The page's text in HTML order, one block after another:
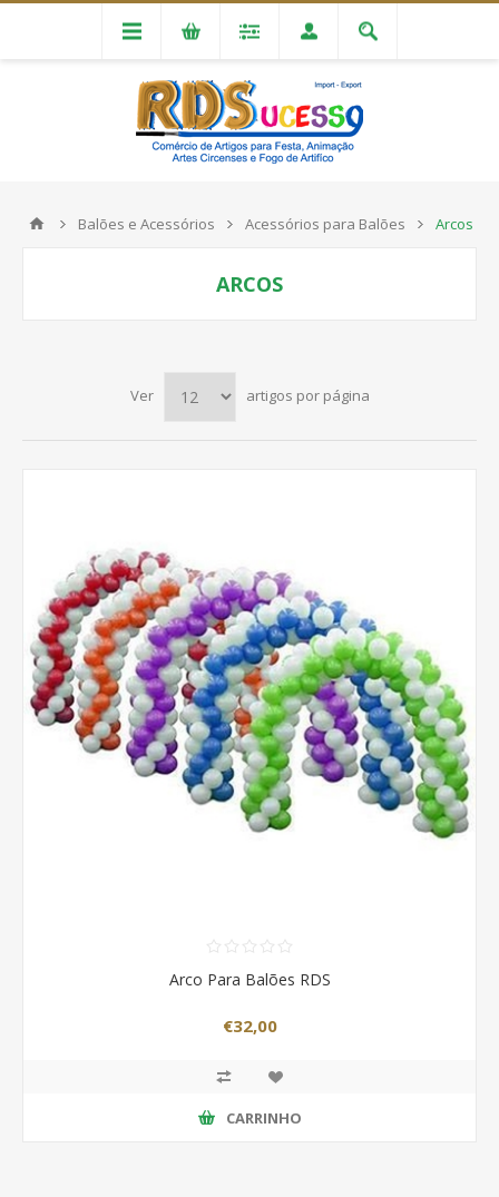
Balões e Acessórios Acessórios para Balões Arcos
ARCOS
Ver artigos por página
Arco Para Balões RDS
€32,00
CARRINHO